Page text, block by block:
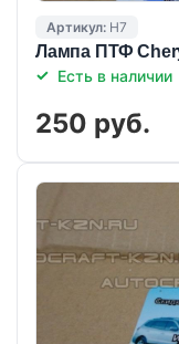
Артикул: H7
Лампа ПТФ
Есть в наличии
250 руб.